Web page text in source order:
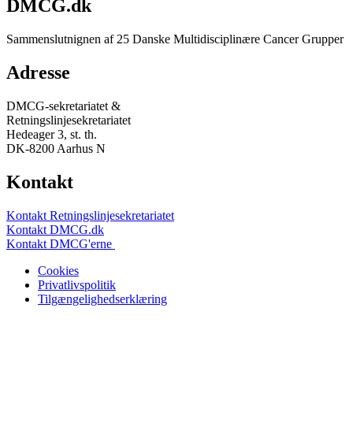
DMCG.dk
Sammenslutnignen af 25 Danske Multidisciplinære Cancer Grupper
Adresse
DMCG-sekretariatet &
Retningslinjesekretariatet
Hedeager 3, st. th.
DK-8200 Aarhus N
Kontakt
Kontakt Retningslinjesekretariatet
Kontakt DMCG.dk
Kontakt DMCG'erne
Cookies
Privatlivspolitik
Tilgængelighedserklæring